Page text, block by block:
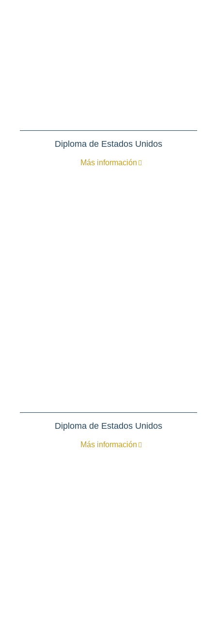
Diploma de Estados Unidos
Más información
Diploma de Estados Unidos
Más información